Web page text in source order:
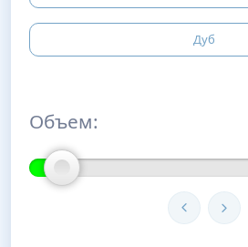
Дуб
Объем: